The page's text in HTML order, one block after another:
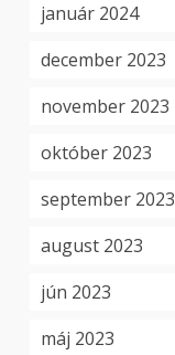
január 2024
december 2023
november 2023
október 2023
september 2023
august 2023
jún 2023
máj 2023